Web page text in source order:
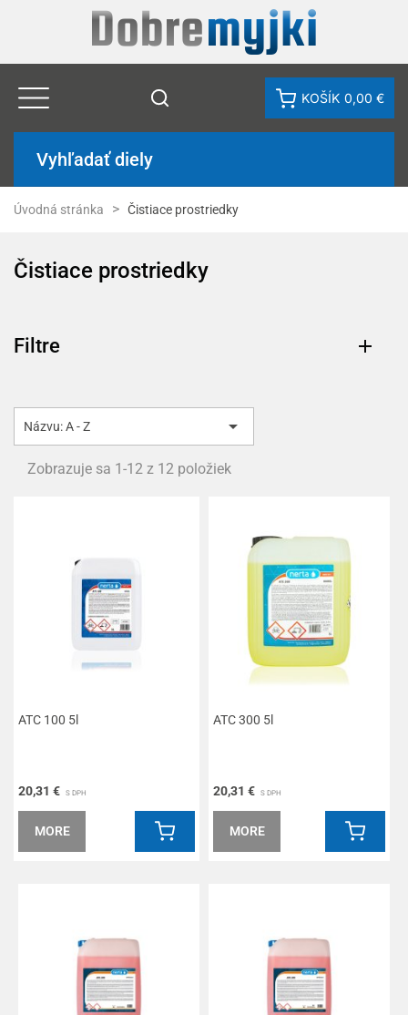
KOŠÍK 0,00 €
Vyhľadať diely
Úvodná stránka Čistiace prostriedky
Čistiace prostriedky
Filtre
Názvu: A - Z 
Zobrazuje sa 1-12 z 12 položiek
ATC 100 5l
20,31 € S DPH
MORE
ATC 300 5l
20,31 € S DPH
MORE